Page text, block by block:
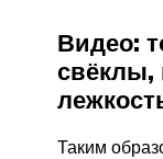
Видео:
свёклы,
Таким